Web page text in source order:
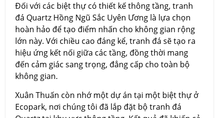
Đối với các biệt thự có thiết kế thông tầng, tranh
đá Quartz Hồng Ngũ Sắc Uyên Ương là lựa chọn
hoàn hảo để tạo điểm nhấn cho không gian rộng
lớn này. Với chiều cao đáng kể, tranh đá sẽ tạo ra
hiệu ứng kết nối giữa các tầng, đồng thời mang
đến cảm giác sang trọng, đẳng cấp cho toàn bộ
không gian.
Xuân Thuấn còn nhớ một dự án tại một biệt thự ở
Ecopark, nơi chúng tôi đã lắp đặt bộ tranh đá